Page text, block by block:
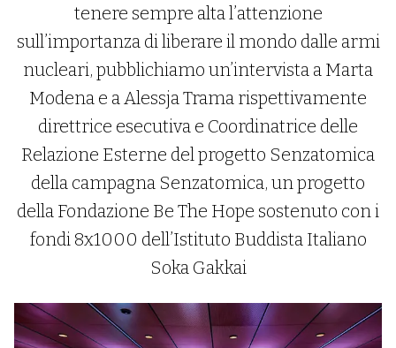
tenere sempre alta l’attenzione
sull’importanza di liberare il mondo dalle armi
nucleari, pubblichiamo un’intervista a Marta
Modena e a Alessja Trama rispettivamente
direttrice esecutiva e Coordinatrice delle
Relazione Esterne del progetto Senzatomica
della campagna Senzatomica, un progetto
della Fondazione Be The Hope sostenuto con i
fondi 8x1000 dell’Istituto Buddista Italiano
Soka Gakkai